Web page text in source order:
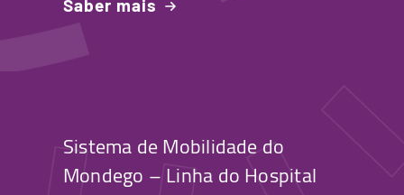
Saber mais
Sistema de Mobilidade do
Mondego – Linha do Hospital